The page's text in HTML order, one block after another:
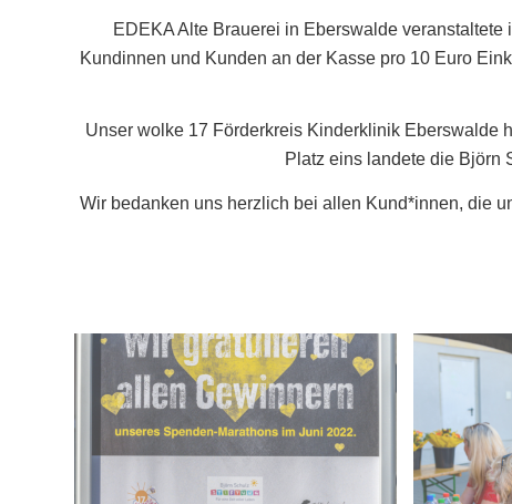
EDEKA Alte Brauerei in Eberswalde
Kundinnen und Kunden an der Kasse pro 10 Euro
Unser wolke 17 Förderkreis Kinderklinik Eberswalde
Platz eins landete die Björn
Wir bedanken uns herzlich bei allen Kund*innen, die